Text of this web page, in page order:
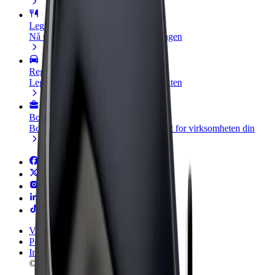
Legg til en restaurant eller butikk
Nå ut til flere kunder og øk inntjeningen
Registrer deg som flåteeier
Legg til flåten din i Bolt og øk inntekten
Bolt for Business
Bolt-produkter og tjenester oppskalert for virksomheten din
Vilkår og betingelser
Personvern
Informasjonskapsler
© 2026 Bolt Technology OÜ